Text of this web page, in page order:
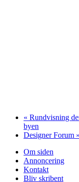
« Rundvisning
byen
Designer Forum »
Om siden
Annoncering
Kontakt
Bliv skribent